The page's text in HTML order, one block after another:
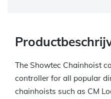
The Showtec Chainhoist
controller for all popular
chainhoists such as CM